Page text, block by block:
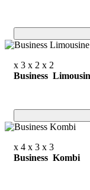
x 3 x 2 x 2
Business
x 4 x 3 x 3
Business Kombi